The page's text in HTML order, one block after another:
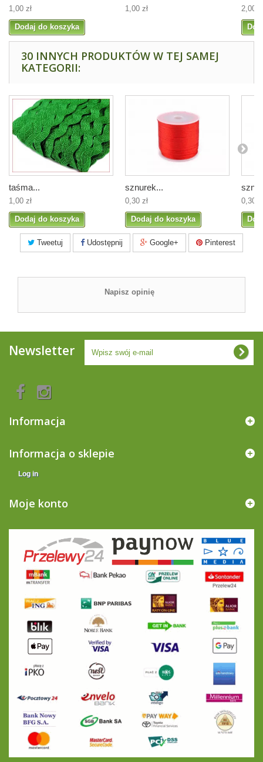
1,00 zł
Dodaj do koszyka
1,00 zł
2,00
30 INNYCH PRODUKTÓW W TEJ SAMEJ
KATEGORII:
taśma...
1,00 zł
Dodaj do koszyka
sznurek...
0,30 zł
Dodaj do koszyka
0,30
Tweetuj Udostępnij Google+ Pinterest
Napisz opinię
Newsletter
Informacja
Informacja o sklepie
Log in
Moje konto